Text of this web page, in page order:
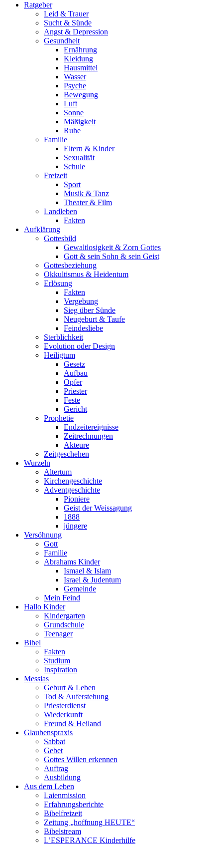
Ratgeber
Leid & Trauer
Sucht & Sünde
Angst & Depression
Gesundheit
Ernährung
Kleidung
Hausmittel
Wasser
Psyche
Bewegung
Luft
Sonne
Mäßigkeit
Ruhe
Familie
Eltern & Kinder
Sexualität
Schule
Freizeit
Sport
Musik & Tanz
Theater & Film
Landleben
Fakten
Aufklärung
Gottesbild
Gewaltlosigkeit & Zorn Gottes
Gott & sein Sohn & sein Geist
Gottesbeziehung
Okkultismus & Heidentum
Erlösung
Fakten
Vergebung
Sieg über Sünde
Neugeburt & Taufe
Feindesliebe
Sterblichkeit
Evolution oder Design
Heiligtum
Gesetz
Aufbau
Opfer
Priester
Feste
Gericht
Prophetie
Endzeitereignisse
Zeitrechnungen
Akteure
Zeitgeschehen
Wurzeln
Altertum
Kirchengeschichte
Adventgeschichte
Pioniere
Geist der Weissagung
1888
jüngere
Versöhnung
Gott
Familie
Abrahams Kinder
Ismael & Islam
Israel & Judentum
Gemeinde
Mein Feind
Hallo Kinder
Kindergarten
Grundschule
Teenager
Bibel
Fakten
Studium
Inspiration
Messias
Geburt & Leben
Tod & Auferstehung
Priesterdienst
Wiederkunft
Freund & Heiland
Glaubenspraxis
Sabbat
Gebet
Gottes Willen erkennen
Auftrag
Ausbildung
Aus dem Leben
Laienmission
Erfahrungsberichte
Bibelfreizeit
Zeitung „hoffnung HEUTE“
Bibelstream
L’ESPERANCE Kinderhilfe